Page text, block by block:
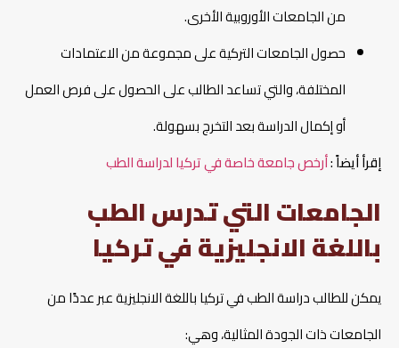
من الجامعات الأوروبية الأخرى.
حصول الجامعات التركية على مجموعة من الاعتمادات
المختلفة، والتي تساعد الطالب على الحصول على فرص العمل
أو إكمال الدراسة بعد التخرج بسهولة.
إقرأ أيضاً :أرخص جامعة خاصة في تركيا لدراسة الطب
الجامعات التي تدرس الطب
باللغة الانجليزية في تركيا
يمكن للطالب دراسة الطب في تركيا باللغة الانجليزية عبر عددًا من
الجامعات ذات الجودة المثالية، وهي: